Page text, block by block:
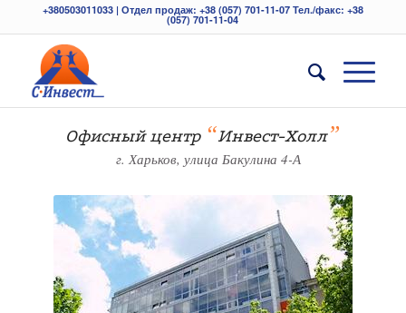
+380503011033 | Отдел продаж: +38 (057) 701-11-07 Тел./факс: +38
(057) 701-11-04
Офисный центр “Инвест-Холл”
г. Харьков, улица Бакулина 4-А